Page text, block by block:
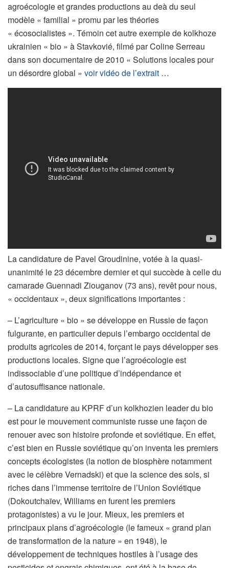
agroécologie et grandes productions au deà du seul
modèle « familial » promu par les théories
« écosocialistes ». Témoin cet autre exemple de kolkhoze
ukrainien « bio » à Stavkovié, filmé par Coline Serreau
dans son documentaire de 2010 « Solutions locales pour
un désordre global » voir vidéo de l’extrait …
La candidature de Pavel Groudinine, votée à la quasi-
unanimité le 23 décembre dernier et qui succède à celle du
camarade Guennadi Ziouganov (73 ans), revêt pour nous,
« occidentaux », deux significations importantes :
– L’agriculture « bio » se développe en Russie de façon
fulgurante, en particulier depuis l’embargo occidental de
produits agricoles de 2014, forçant le pays développer ses
productions locales. Signe que l’agroécologie est
indissociable d’une politique d’indépendance et
d’autosuffisance nationale.
– La candidature au KPRF d’un kolkhozien leader du bio
est pour le mouvement communiste russe une façon de
renouer avec son histoire profonde et soviétique. En effet,
c’est bien en Russie soviétique qu’on inventa les premiers
concepts écologistes (la notion de biosphère notamment
avec le célèbre Vernadski) et que la science des sols, si
riches dans l’immense territoire de l’Union Soviétique
(Dokoutchaïev, Williams en furent les premiers
protagonistes) a vu le jour. Mieux, les premiers et
principaux plans d’agroécologie (le fameux « grand plan
de transformation de la nature » en 1948), le
développement de techniques hostiles à l’usage des